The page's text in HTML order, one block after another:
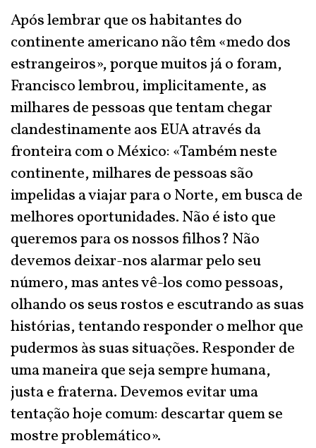
Após lembrar que os habitantes do
continente americano não têm «medo dos
estrangeiros», porque muitos já o foram,
Francisco lembrou, implicitamente, as
milhares de pessoas que tentam chegar
clandestinamente aos EUA através da
fronteira com o México: «Também neste
continente, milhares de pessoas são
impelidas a viajar para o Norte, em busca de
melhores oportunidades. Não é isto que
queremos para os nossos filhos? Não
devemos deixar-nos alarmar pelo seu
número, mas antes vê-los como pessoas,
olhando os seus rostos e escutrando as suas
histórias, tentando responder o melhor que
pudermos às suas situações. Responder de
uma maneira que seja sempre humana,
justa e fraterna. Devemos evitar uma
tentação hoje comum: descartar quem se
mostre problemático».